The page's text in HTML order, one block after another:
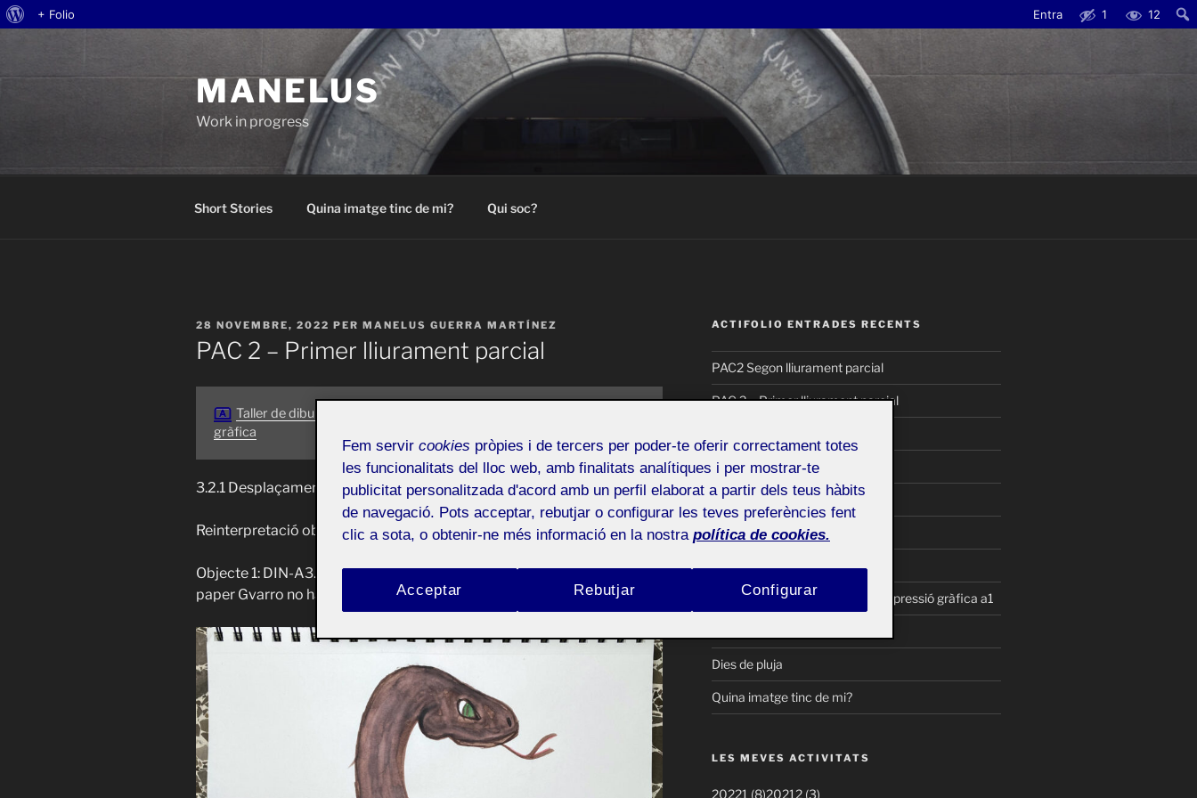
Quant
+ Folio Entra 1
12
contingut
MANELUS
Work in progress
Short Stories Quina imatge tinc de mi? Qui soc?
PUBLICAT
A
28 NOVEMBRE, 2022 PER MANELUS GUERRA MARTÍNEZ
PAC 2 – Primer lliurament parcial
Taller de dibuix i expressió
gràfica
3.2.1 Desplaçament del significat
Reinterpretació objectes quotidians:
Objecte 1: DIN-A3. Serp feta amb retoladors aquarel·lables i aigua. El
paper Gvarro no ha sigut la millor opció però no en tenia cap més.
ACTIFOLIO ENTRADES RECENTS
PAC2 Segon lliurament parcial
PAC 2 – Primer lliurament parcial
Objecte per exercici de collage
PAC1-Lliurament parcial 2
PAC1- El gir material
PAC1-Lliurament parcial 1
Presentació: Taller de dibuix i expressió gràfica a1
Dies de pluja
Quina imatge tinc de mi?
LES MEVES ACTIVITATS
20221 (8)20212 (3)
Fem servir cookies pròpies i de tercers per poder-te oferir correctament totes
les funcionalitats del lloc web, amb finalitats analítiques i per mostrar-te
publicitat personalitzada d'acord amb un perfil elaborat a partir dels teus hàbits
de navegació. Pots acceptar, rebutjar o configurar les teves preferències fent
clic a sota, o obtenir-ne més informació en la nostra política de cookies.
Rebutjar
Acceptar Configurar